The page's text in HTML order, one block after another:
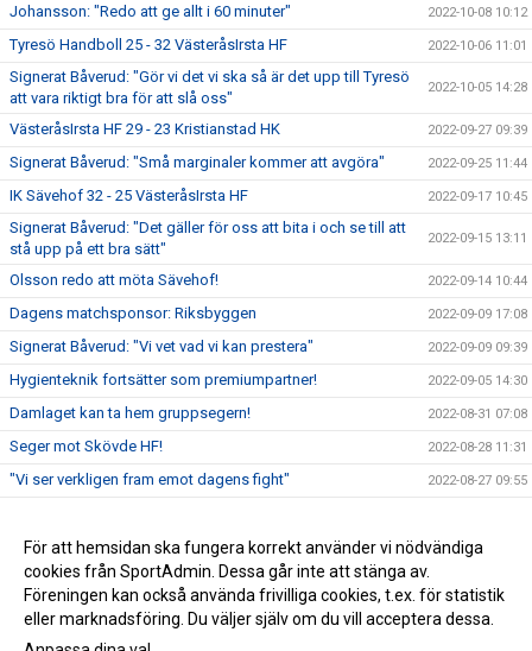
Johansson: "Redo att ge allt i 60 minuter" 2022-10-08 10:12
Tyresö Handboll 25 - 32 VästeråsIrsta HF 2022-10-06 11:01
Signerat Båverud: "Gör vi det vi ska så är det upp till Tyresö
att vara riktigt bra för att slå oss"
2022-10-05 14:28
VästeråsIrsta HF 29 - 23 Kristianstad HK 2022-09-27 09:39
Signerat Båverud: "Små marginaler kommer att avgöra" 2022-09-25 11:44
IK Sävehof 32 - 25 VästeråsIrsta HF 2022-09-17 10:45
Signerat Båverud: "Det gäller för oss att bita i och se till att
stå upp på ett bra sätt"
2022-09-15 13:11
Olsson redo att möta Sävehof! 2022-09-14 10:44
Dagens matchsponsor: Riksbyggen 2022-09-09 17:08
Signerat Båverud: "Vi vet vad vi kan prestera" 2022-09-09 09:39
Hygienteknik fortsätter som premiumpartner! 2022-09-05 14:30
Damlaget kan ta hem gruppsegern! 2022-08-31 07:08
Seger mot Skövde HF! 2022-08-28 11:31
"Vi ser verkligen fram emot dagens fight" 2022-08-27 09:55
Damlaget spelar Annliz Cup! 2022-08-11 15:10
Lisa Palmqvist klar för VästeråsIrsta HF! 2022-06-27 14:48
För att hemsidan ska fungera korrekt använder vi nödvändiga
cookies från SportAdmin. Dessa går inte att stänga av.
Föreningen kan också använda frivilliga cookies, t.ex. för statistik
eller marknadsföring. Du väljer själv om du vill acceptera dessa.